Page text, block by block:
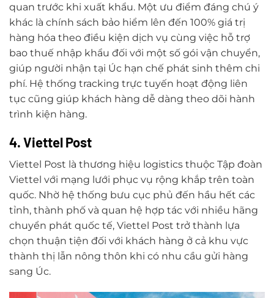
quan trước khi xuất khẩu. Một ưu điểm đáng chú ý
khác là chính sách bảo hiểm lên đến 100% giá trị
hàng hóa theo điều kiện dịch vụ cùng việc hỗ trợ
bao thuế nhập khẩu đối với một số gói vận chuyển,
giúp người nhận tại Úc hạn chế phát sinh thêm chi
phí. Hệ thống tracking trực tuyến hoạt động liên
tục cũng giúp khách hàng dễ dàng theo dõi hành
trình kiện hàng.
4. Viettel Post
Viettel Post là thương hiệu logistics thuộc Tập đoàn
Viettel với mạng lưới phục vụ rộng khắp trên toàn
quốc. Nhờ hệ thống bưu cục phủ đến hầu hết các
tỉnh, thành phố và quan hệ hợp tác với nhiều hãng
chuyển phát quốc tế, Viettel Post trở thành lựa
chọn thuận tiện đối với khách hàng ở cả khu vực
thành thị lẫn nông thôn khi có nhu cầu gửi hàng
sang Úc.